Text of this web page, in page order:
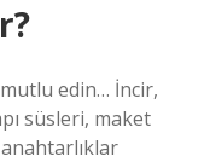
mutlu edin… İncir,
süsleri, maket